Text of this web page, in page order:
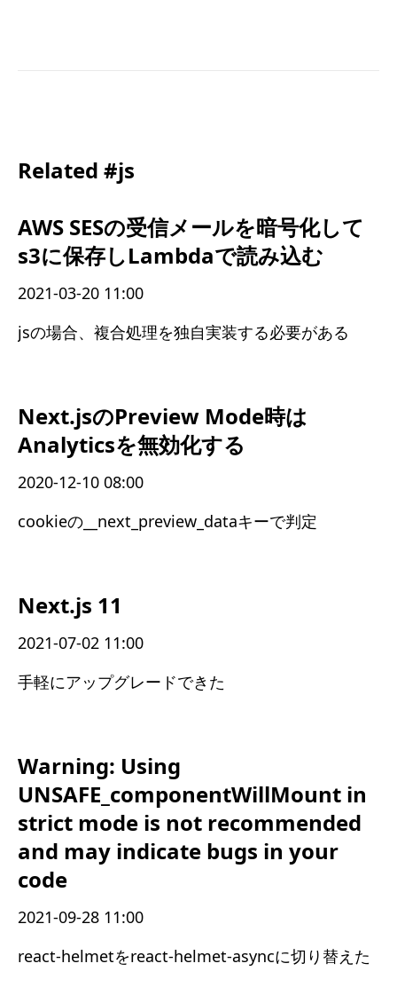
Related #js
AWS SESの受信メールを暗号化して
s3に保存しLambdaで読み込む
2021-03-20 11:00
jsの場合、複合処理を独自実装する必要がある
Next.jsのPreview Mode時は
Analyticsを無効化する
2020-12-10 08:00
cookieの__next_preview_dataキーで判定
Next.js 11
2021-07-02 11:00
手軽にアップグレードできた
Warning: Using
UNSAFE_componentWillMount in
strict mode is not recommended
and may indicate bugs in your
code
2021-09-28 11:00
react-helmetをreact-helmet-asyncに切り替えた